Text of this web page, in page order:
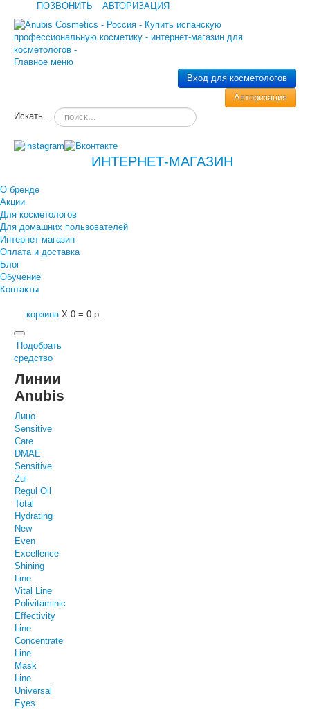
ПОЗВОНИТЬ АВТОРИЗАЦИЯ
Главное меню
Вход для косметологов
Авторизация
Искать...
ИНТЕРНЕТ-МАГАЗИН
О бренде
Акции
Для косметологов
Для домашних пользователей
Интернет-магазин
Оплата и доставка
Блог
Обучение
Контакты
корзина X 0 = 0 р.
Подобрать
средство
Линии
Anubis
Лицо
Sensitive
Care
DMAE
Sensitive
Zul
Regul Oil
Total
Hydrating
New
Even
Excellence
Shining
Line
Vital Line
Polivitaminic
Effectivity
Line
Concentrate
Line
Mask
Line
Universal
Eyes